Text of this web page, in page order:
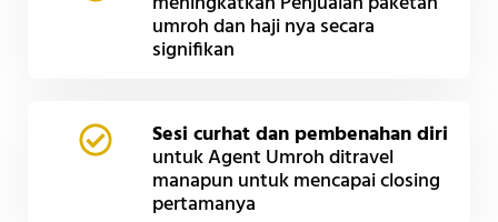
umroh dan haji nya secara
signifikan
Sesi curhat dan pembenahan diri
untuk Agent Umroh ditravel
manapun untuk mencapai closing
pertamanya